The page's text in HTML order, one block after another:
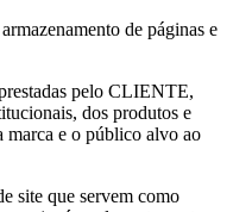
de páginas e
pelo CLIENTE,
dos produtos e
marca e o público alvo ao
site que servem como